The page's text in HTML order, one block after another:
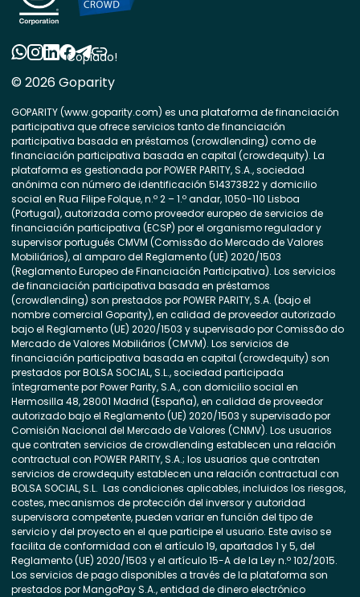
© 2026 Goparity
GOPARITY (www.goparity.com) es una plataforma de financiación
participativa que ofrece servicios tanto de financiación
participativa basada en préstamos (crowdlending) como de
financiación participativa basada en capital (crowdequity). La
plataforma es gestionada por POWER PARITY, S.A., sociedad
anónima con número de identificación 514373822 y domicilio
social en Rua Filipe Folque, n.º 2 – 1.º andar, 1050-110 Lisboa
(Portugal), autorizada como proveedor europeo de servicios de
financiación participativa (ECSP) por el organismo regulador y
supervisor portugués CMVM (Comissão do Mercado de Valores
Mobiliários), al amparo del Reglamento (UE) 2020/1503
(Reglamento Europeo de Financiación Participativa). Los servicios
de financiación participativa basada en préstamos
(crowdlending) son prestados por POWER PARITY, S.A. (bajo el
nombre comercial Goparity), en calidad de proveedor autorizado
bajo el Reglamento (UE) 2020/1503 y supervisado por Comissão do
Mercado de Valores Mobiliários (CMVM). Los servicios de
financiación participativa basada en capital (crowdequity) son
prestados por BOLSA SOCIAL, S.L., sociedad participada
íntegramente por Power Parity, S.A., con domicilio social en
Hermosilla 48, 28001 Madrid (España), en calidad de proveedor
autorizado bajo el Reglamento (UE) 2020/1503 y supervisado por
Comisión Nacional del Mercado de Valores (CNMV). Los usuarios
que contraten servicios de crowdlending establecen una relación
contractual con POWER PARITY, S.A.; los usuarios que contraten
servicios de crowdequity establecen una relación contractual con
BOLSA SOCIAL, S.L. Las condiciones aplicables, incluidos los riesgos,
costes, mecanismos de protección del inversor y autoridad
supervisora competente, pueden variar en función del tipo de
servicio y del proyecto en el que participe el usuario. Este aviso se
facilita de conformidad con el artículo 19, apartados 1 y 5, del
Reglamento (UE) 2020/1503 y el artículo 15-A de la Ley n.º 102/2015.
Los servicios de pago disponibles a través de la plataforma son
prestados por MangoPay S.A., entidad de dinero electrónico
Copiado!